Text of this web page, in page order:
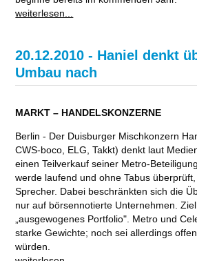
weiterlesen...
20.12.2010 - Haniel denkt
Umbau nach
MARKT – HANDELSKONZERNE
Berlin - Der Duisburger Mischkonzern
CWS-boco, ELG, Takkt) denkt laut
einen Teilverkauf seiner Metro-
werde laufend und ohne Tabus
Sprecher. Dabei beschränkten sich die
nur auf börsennotierte Unternehmen.
„ausgewogenes Portfolio". Metro und
starke Gewichte; noch sei allerdings
würden.